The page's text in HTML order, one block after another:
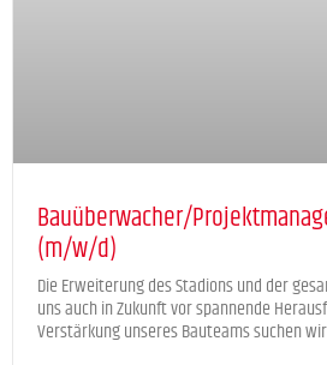
Bauüberwacher/
(m/w/d)
Die Erweiterung des Stadions und der
uns auch in Zukunft vor spannende
Verstärkung unseres Bauteams suchen wir